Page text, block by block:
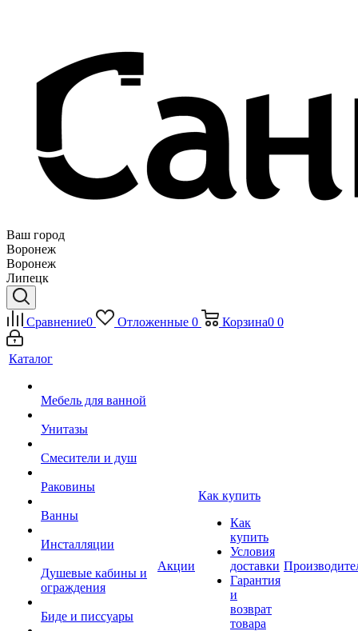
Ваш город
Воронеж
Воронеж
Липецк
Сравнение0 Отложенные 0 Корзина0 0
Каталог
Мебель для ванной
Унитазы
Смесители и душ
Раковины
Ванны
Инсталляции
Душевые кабины и
ограждения
Биде и писсуары
Акции
Как купить
Как
купить
Условия
доставки
Гарантия
и
возврат
товара